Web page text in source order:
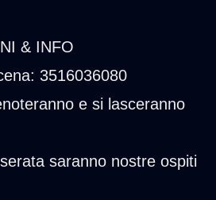
& INFO
3516036080
e si lasceranno
saranno nostre ospiti